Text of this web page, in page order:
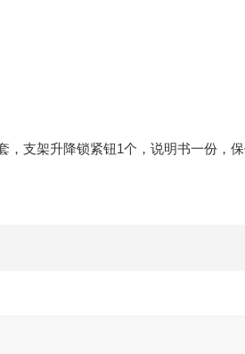
支架升降锁紧钮1个，说明书一份，